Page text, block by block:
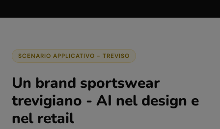
SCENARIO APPLICATIVO -TREVISO
Un brand sportswear
trevigiano - AI nel design e
nel retail